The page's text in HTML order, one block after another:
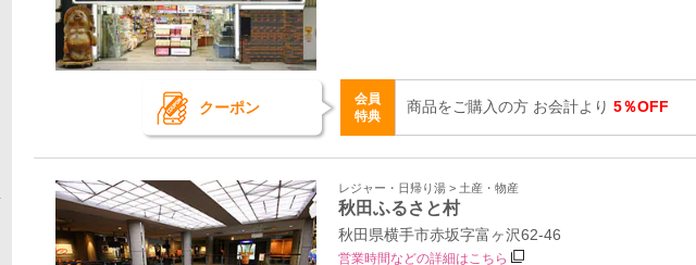
クーポン
会員
特典
商品をご購入の方 お会計より 5％OFF
レジャー・日帰り湯 > 土産・物産
秋田ふるさと村
秋田県横手市赤坂字富ヶ沢62‐46
営業時間などの詳細はこちら